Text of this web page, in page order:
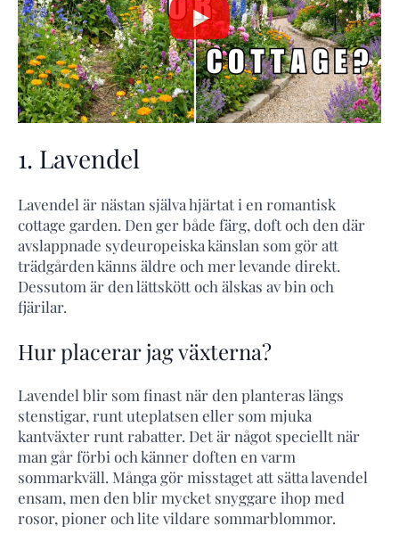
1. Lavendel
Lavendel är nästan själva hjärtat i en romantisk
cottage garden. Den ger både färg, doft och den där
avslappnade sydeuropeiska känslan som gör att
trädgården känns äldre och mer levande direkt.
Dessutom är den lättskött och älskas av bin och
fjärilar.
Hur placerar jag växterna?
Lavendel blir som finast när den planteras längs
stenstigar, runt uteplatsen eller som mjuka
kantväxter runt rabatter. Det är något speciellt när
man går förbi och känner doften en varm
sommarkväll. Många gör misstaget att sätta lavendel
ensam, men den blir mycket snyggare ihop med
rosor, pioner och lite vildare sommarblommor.